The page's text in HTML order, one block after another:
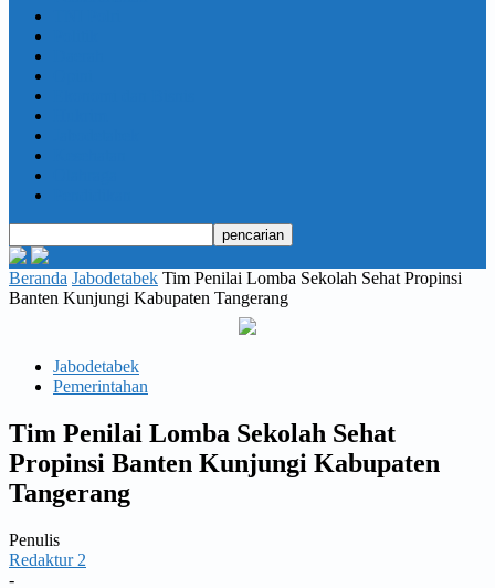
Beranda Jabodetabek Tim Penilai Lomba Sekolah Sehat Propinsi
Banten Kunjungi Kabupaten Tangerang
Jabodetabek
Pemerintahan
Tim Penilai Lomba Sekolah Sehat
Propinsi Banten Kunjungi Kabupaten
Tangerang
Penulis
Redaktur 2
-